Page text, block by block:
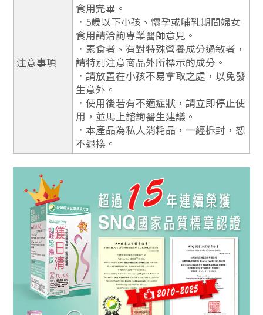
注意事項
食用完畢。
．5歲以下小孩、懷孕或哺乳期間婦女
食用請洽詢專業醫師意見。
．素食者、有對特殊營養成分過敏者，
請特別注意商品外所標示的成分。
．請放置在小孩不易拿取之處，以免發
生意外。
．使用後若有不適症狀，請立即停止使
用，並馬上諮詢醫生建議。
．本產品為私人消耗品，一經拆封，恕
不退換。